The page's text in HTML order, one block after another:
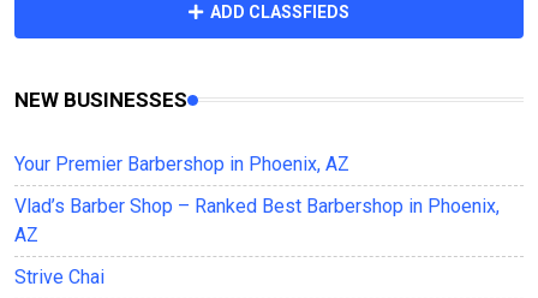
ADD CLASSFIEDS
NEW BUSINESSES
Your Premier Barbershop in Phoenix, AZ
Vlad’s Barber Shop – Ranked Best Barbershop in Phoenix,
AZ
Strive Chai